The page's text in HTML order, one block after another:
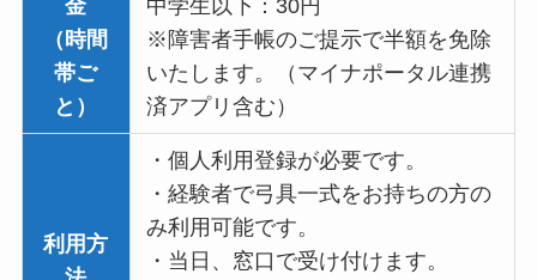
金
（時間
帯ご
と）
中学生以下：30円
※障害者手帳のご提示で半額を免除
いたします。（マイナポータル連携
済アプリ含む）
利用方
・個人利用登録が必要です。
・経験者で弓具一式をお持ちの方の
み利用可能です。
・当日、窓口で受け付けます。